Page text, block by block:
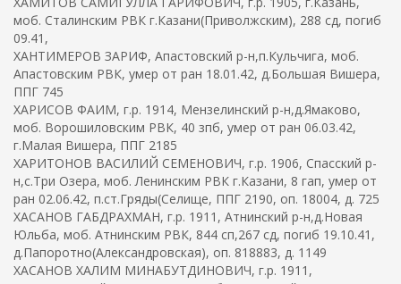
моб. Сталинским РВК г.Казани(Приволжским), 288 сд, погиб
09.41,
ХАНТИМЕРОВ ЗАРИФ, Апастовский р-н,п.Кульчига, моб.
Апастовским РВК, умер от ран 18.01.42, д.Большая Вишера,
ППГ 745
ХАРИСОВ ФАИМ, г.р. 1914, Мензелинский р-н,д.Ямаково,
моб. Ворошиловским РВК, 40 зпб, умер от ран 06.03.42,
г.Малая Вишера, ППГ 2185
ХАРИТОНОВ ВАСИЛИЙ СЕМЕНОВИЧ, г.р. 1906, Спасский р-
н,с.Три Озера, моб. Ленинским РВК г.Казани, 8 гап, умер от
ран 02.06.42, п.ст.Гряды(Селище, ППГ 2190, оп. 18004, д. 725
ХАСАНОВ ГАБДРАХМАН, г.р. 1911, Атнинский р-н,д.Новая
Юльба, моб. Атнинским РВК, 844 сп,267 сд, погиб 19.10.41,
д.Папоротно(Александровская), оп. 818883, д. 1149
ХАСАНОВ ХАЛИМ МИНАБУТДИНОВИЧ, г.р. 1911,